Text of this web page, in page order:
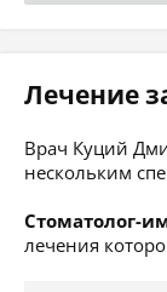
Лечение
Врач Куций
нескольким
Стоматолог-
лечения